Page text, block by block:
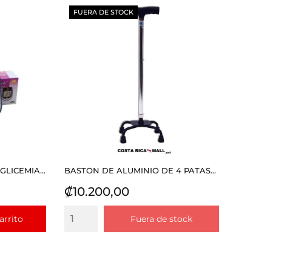
BASTON DE ALUMINIO DE 4 PATAS...
Precio
₡10.200,00
Fuera de stock
FUERA DE STOCK